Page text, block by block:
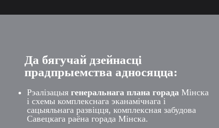
Да бягучай дзейнасці
прадпрыемства адносяцца:
Рэалізацыя генеральнага плана горада Мінска
і схемы комплекснага эканамічнага і
сацыяльнага развіцця, комплексная забудова
Савецкага раёна горада Мінска.